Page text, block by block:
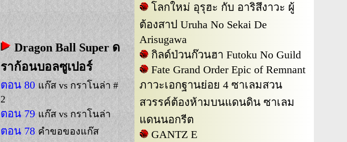
Dragon Ball Super ด
ราก้อนบอลซูเปอร์
ตอน 80 แก๊ส vs กราโนล่า #
2
ตอน 79 แก๊ส vs กราโนล่า
ตอน 78 คำขอของแก๊ส
โลกใหม่ อุรุฮะ กับ อาริสึงาวะ ผู้
ต้องสาป Uruha No Sekai De
Arisugawa
กิลด์ป่วนก๊วนฮา Futoku No Guild
Fate Grand Order Epic of Remnant
ภาวะเอกฐานย่อย 4 ซาเลมสวน
สวรรค์ต้องห้ามบนแดนดิน ซาเลม
แดนนอกรีต
GANTZ E